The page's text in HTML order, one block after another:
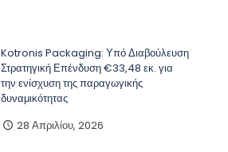
Kotronis Packaging: Υπό Διαβούλευση
Στρατηγική Επένδυση €33,48 εκ. για
την ενίσχυση της παραγωγικής
δυναμικότητας
28 Απριλίου, 2026